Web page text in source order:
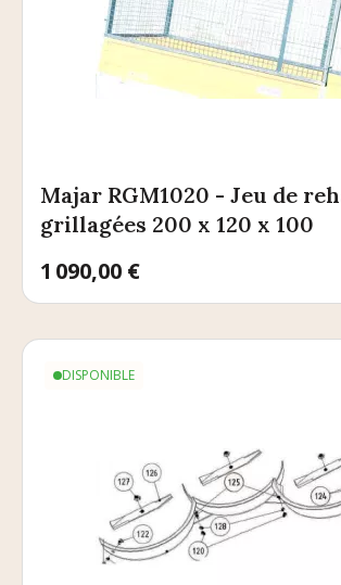
Majar RGM1020 - Jeu de
grillagées 200 x 120 x 100
Prix
1 090,00 €
DISPONIBLE